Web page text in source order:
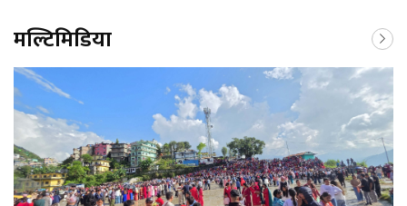
मल्टिमिडिया